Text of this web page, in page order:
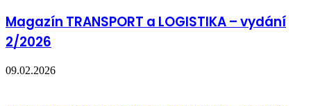
Magazín TRANSPORT a LOGISTIKA – vydání
2/2026
09.02.2026